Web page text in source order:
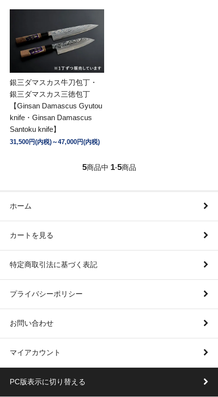
銀三ダマスカス牛刀包丁・
銀三ダマスカス三徳包丁
【Ginsan Damascus Gyutou
knife・Ginsan Damascus
Santoku knife】
31,500円(内税)～47,000円(内税)
5商品中 1-5商品
ホーム
カートを見る
特定商取引法に基づく表記
プライバシーポリシー
お問い合わせ
マイアカウント
PC版表示に切り替える